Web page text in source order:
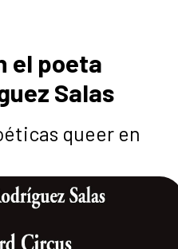
el poeta
Salas
queer en